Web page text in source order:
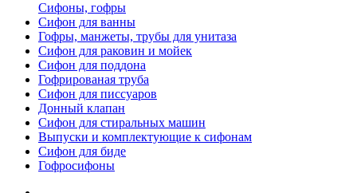
Сифоны, гофры
Сифон для ванны
Гофры, манжеты, трубы для унитаза
Сифон для раковин и мойек
Сифон для поддона
Гофрированая труба
Сифон для писсуаров
Донный клапан
Сифон для стиральных машин
Выпуски и комплектующие к сифонам
Сифон для биде
Гофросифоны